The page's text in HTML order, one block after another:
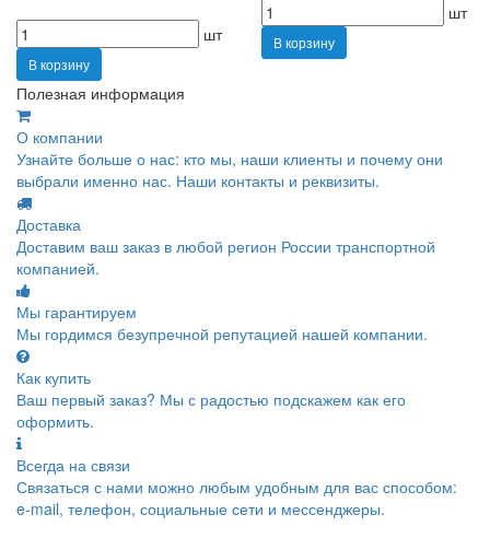
шт
В корзину
шт
В корзину
Полезная информация
О компании
Узнайте больше о нас: кто мы, наши клиенты и почему они
выбрали именно нас. Наши контакты и реквизиты.
Доставка
Доставим ваш заказ в любой регион России транспортной
компанией.
Мы гарантируем
Мы гордимся безупречной репутацией нашей компании.
Как купить
Ваш первый заказ? Мы с радостью подскажем как его
оформить.
Всегда на связи
Связаться с нами можно любым удобным для вас способом:
e-mail, телефон, социальные сети и мессенджеры.